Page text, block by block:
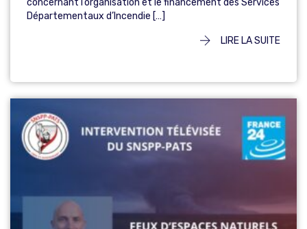
Départementaux d’Incendie […]
LIRE LA SUITE